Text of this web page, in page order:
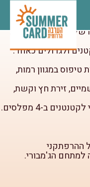
מתחם אקסטרים מקורה וממוזג בשטח של 3,500 מ"ר המציע
ולגדולים כאחד.
– קירות טיפוס במגוון רמות,
זירת חץ וקשת,
ב-4 מפלסים.